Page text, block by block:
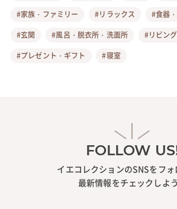
#家族・ファミリー
#リラックス
#食器
#玄関
#風呂・脱衣所・洗面所 #リビング
#プレゼント・ギフト
#寝室
FOLLOW
イエコレクションのSNSをフォ
最新情報をチェックしよ